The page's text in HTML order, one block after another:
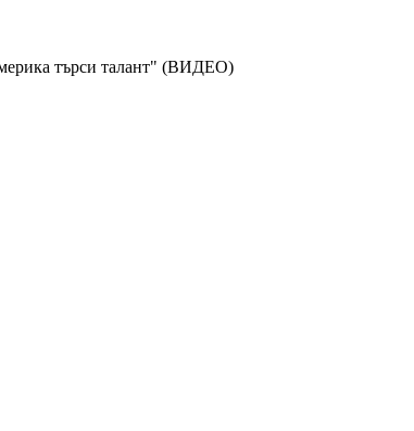
търси талант" (ВИДЕО)